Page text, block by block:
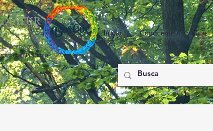
Bernárdez
para el cambio
Inicio Conóceme Citas